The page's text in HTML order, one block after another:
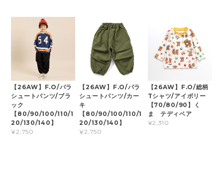
【26AW】F.O/パラ
シュートパンツ/ブラ
ック
【80/90/100/110/1
20/130/140】
¥2,750
【26AW】F.O/パラ
シュートパンツ/カー
キ
【80/90/100/110/1
20/130/140】
¥2,750
【26AW】F.O/総柄
Tシャツ/アイボリー
【70/80/90】く
ま テディベア
¥2,310